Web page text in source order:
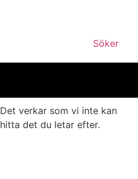
Söker
Det verkar som vi inte kan
hitta det du letar efter.